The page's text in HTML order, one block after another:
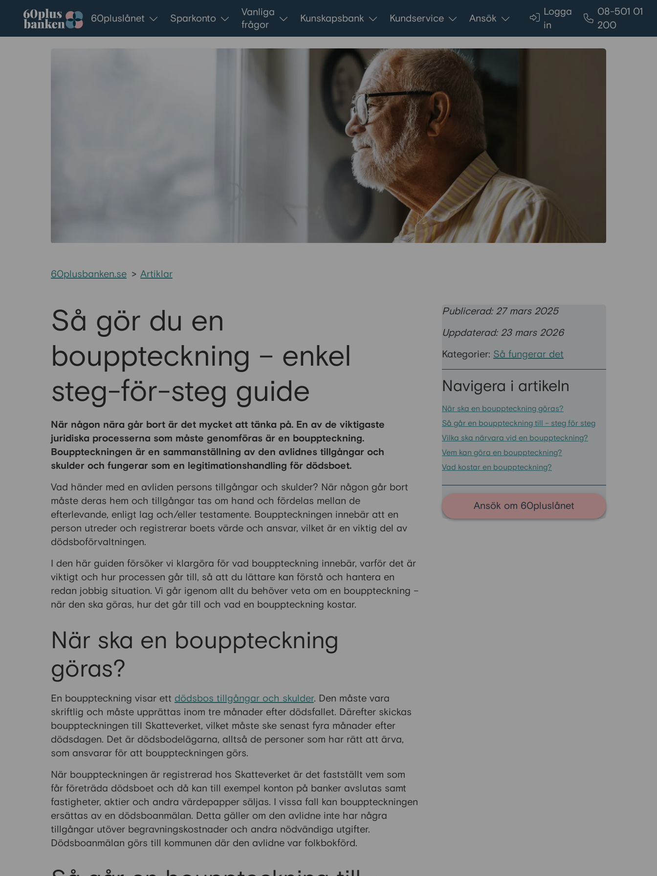
Gå till innehållet
60pluslånet Sparkonto
Vanliga
frågor
Kunskapsbank Kundservice Ansök
Logga
in
08-501 01
200
60plusbanken.se > Artiklar
Så gör du en
bouppteckning – enkel
steg-för-steg guide
När någon nära går bort är det mycket att tänka på. En av de viktigaste
juridiska processerna som måste genomföras är en bouppteckning.
Bouppteckningen är en sammanställning av den avlidnes tillgångar och
skulder och fungerar som en legitimationshandling för dödsboet.
Vad händer med en avliden persons tillgångar och skulder? När någon går bort
måste deras hem och tillgångar tas om hand och fördelas mellan de
efterlevande, enligt lag och/eller testamente. Bouppteckningen innebär att en
person utreder och registrerar boets värde och ansvar, vilket är en viktig del av
dödsboförvaltningen.
I den här guiden försöker vi klargöra för vad bouppteckning innebär, varför det är
viktigt och hur processen går till, så att du lättare kan förstå och hantera en
redan jobbig situation. Vi går igenom allt du behöver veta om en bouppteckning –
när den ska göras, hur det går till och vad en bouppteckning kostar.
När ska en bouppteckning
göras?
En bouppteckning visar ett dödsbos tillgångar och skulder. Den måste vara
skriftlig och måste upprättas inom tre månader efter dödsfallet. Därefter skickas
bouppteckningen till Skatteverket, vilket måste ske senast fyra månader efter
dödsdagen. Det är dödsbodelägarna, alltså de personer som har rätt att ärva,
som ansvarar för att bouppteckningen görs.
När bouppteckningen är registrerad hos Skatteverket är det fastställt vem som
får företräda dödsboet och då kan till exempel konton på banker avslutas samt
fastigheter, aktier och andra värdepapper säljas. I vissa fall kan bouppteckningen
ersättas av en dödsboanmälan. Detta gäller om den avlidne inte har några
tillgångar utöver begravningskostnader och andra nödvändiga utgifter.
Dödsboanmälan görs till kommunen där den avlidne var folkbokförd.
Publicerad: 27 mars 2025
Uppdaterad: 23 mars 2026
Kategorier: Så fungerar det
Navigera i artikeln
När ska en bouppteckning göras?
Så går en bouppteckning till – steg för steg
Vilka ska närvara vid en bouppteckning?
Vem kan göra en bouppteckning?
Vad kostar en bouppteckning?
Ansök om 60pluslånet